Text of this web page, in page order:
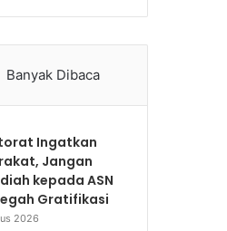
n
y
Banyak Dibaca
Ingatkan
Jangan
kepada ASN
Gratifikasi
2026